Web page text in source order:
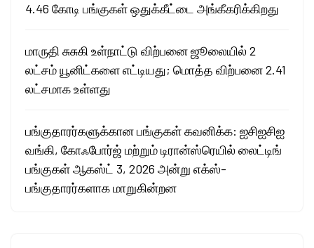
4.46 கோடி பங்குகள் ஒதுக்கீட்டை அங்கீகரிக்கிறது
மாருதி சுசுகி உள்நாட்டு விற்பனை ஜூலையில் 2
லட்சம் யூனிட்களை எட்டியது; மொத்த விற்பனை 2.41
லட்சமாக உள்ளது
பங்குதாரர்களுக்கான பங்குகள் கவனிக்க: ஐசிஐசிஐ
வங்கி, கோஃபோர்ஜ் மற்றும் டிரான்ஸ்ரெயில் லைட்டிங்
பங்குகள் ஆகஸ்ட் 3, 2026 அன்று எக்ஸ்-
பங்குதாரர்களாக மாறுகின்றன